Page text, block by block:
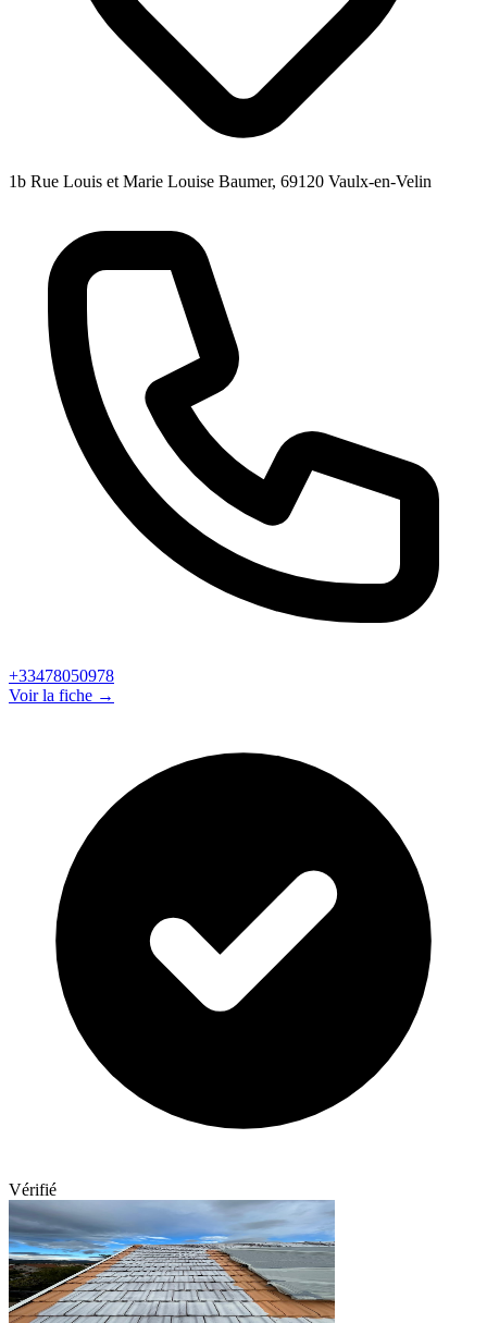
1b Rue Louis et Marie Louise Baumer, 69120 Vaulx-en-Velin
+33478050978
Voir la fiche →
Vérifié